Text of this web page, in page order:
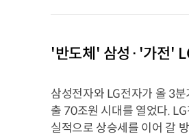
'반도체' 삼성·'가전'
삼성전자와 LG전자가 올 3
출 70조원 시대를 열었다.
실적으로 상승세를 이어 갈